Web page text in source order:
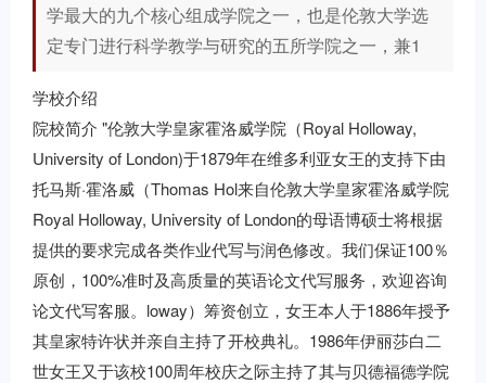
学最大的九个核心组成学院之一，也是伦敦大学选
定专门进行科学教学与研究的五所学院之一，兼1
学校介绍
院校简介 "伦敦大学皇家霍洛威学院（Royal Holloway,
University of London)于1879年在维多利亚女王的支持下由
托马斯·霍洛威（Thomas Hol来自伦敦大学皇家霍洛威学院
Royal Holloway, University of London的母语博硕士将根据
提供的要求完成各类作业代写与润色修改。我们保证100％
原创，100%准时及高质量的英语论文代写服务，欢迎咨询
论文代写客服。loway）筹资创立，女王本人于1886年授予
其皇家特许状并亲自主持了开校典礼。1986年伊丽莎白二
世女王又于该校100周年校庆之际主持了其与贝德福德学院